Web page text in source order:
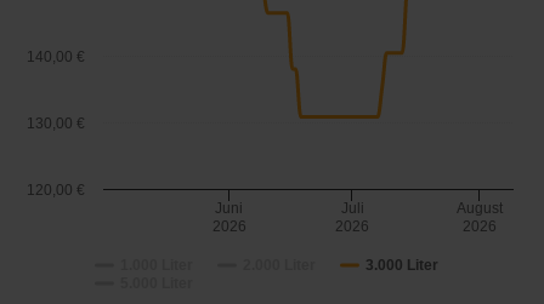
3.000 Liter
Juni
2026
Juli
2026
August
2026
120,00 €
130,00 €
140,00 €